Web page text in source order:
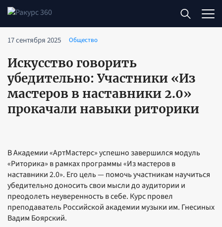
17 сентября 2025 Общество
Искусство говорить
убедительно: Участники «Из
мастеров в наставники 2.0»
прокачали навыки риторики
В Академии «АртМастерс» успешно завершился модуль
«Риторика» в рамках программы «Из мастеров в
наставники 2.0». Его цель — помочь участникам научиться
убедительно доносить свои мысли до аудитории и
преодолеть неуверенность в себе. Курс провел
преподаватель Российской академии музыки им. Гнесиных
Вадим Боярский.